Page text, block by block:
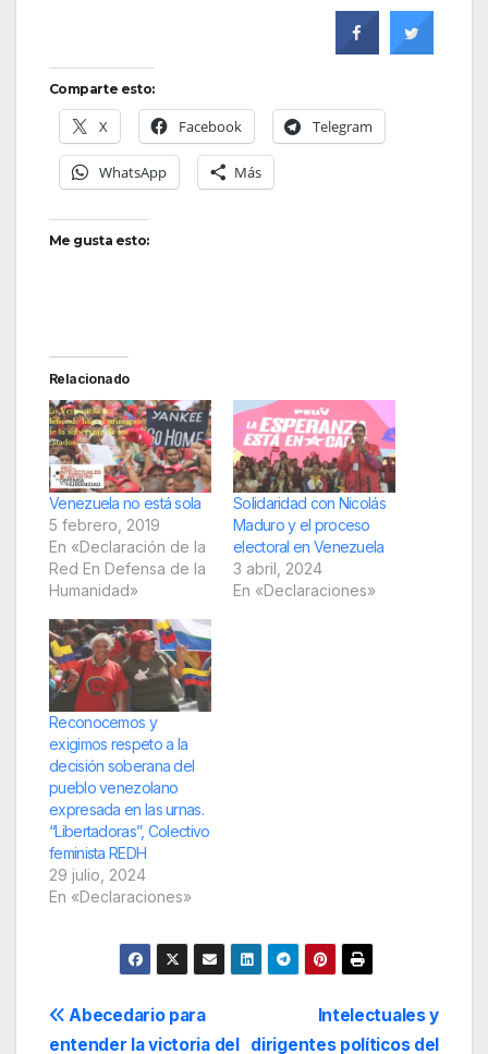
Comparte esto:
X Facebook Telegram
WhatsApp Más
Me gusta esto:
Relacionado
Venezuela no está sola
5 febrero, 2019
En «Declaración de la
Red En Defensa de la
Humanidad»
Solidaridad con Nicolás
Maduro y el proceso
electoral en Venezuela
3 abril, 2024
En «Declaraciones»
Reconocemos y
exigimos respeto a la
decisión soberana del
pueblo venezolano
expresada en las urnas.
“Libertadoras”, Colectivo
feminista REDH
29 julio, 2024
En «Declaraciones»
Navegación
Intelectuales y
dirigentes políticos del
Abecedario para
entender la victoria del